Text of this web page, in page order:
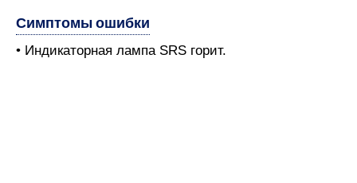
Симптомы ошибки
• Индикаторная лампа SRS горит.